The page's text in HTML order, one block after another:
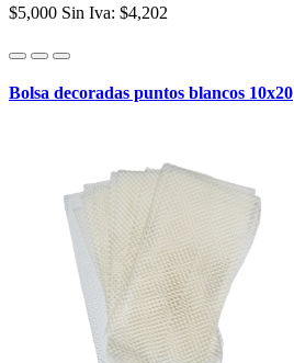
$5,000 Sin Iva: $4,202
Bolsa decoradas puntos blancos 10x20